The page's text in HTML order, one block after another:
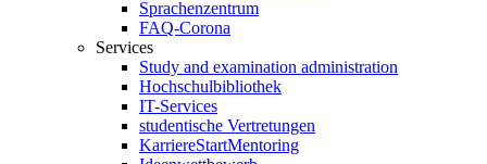
Sprachenzentrum
FAQ-Corona
Services
Study and examination administration
Hochschulbibliothek
IT-Services
studentische Vertretungen
KarriereStartMentoring